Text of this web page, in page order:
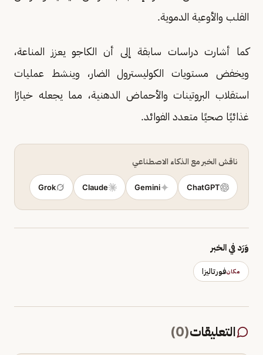
القلب والأوعية الدموية.
كما أشارت دراسات سابقة إلى أن الكاجو يعزز المناعة،
ويخفض مستويات الكوليسترول الضار، وينشط عمليات
استقلاب البروتينات والأحماض الدهنية، مما يجعله خيارًا
غذائيًا صحيًا متعدد الفوائد.
ناقش الخبر مع الذكاء الاصطناعي
ChatGPT
Gemini
Claude
Grok
وَرَد في الخبر
مكانفورتاليزا
التعليقات(
0
)